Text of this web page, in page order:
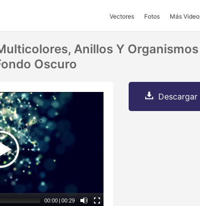
Vectores Fotos Más
Anillos Y Organismos
Oscuro
00:00 | 00:29